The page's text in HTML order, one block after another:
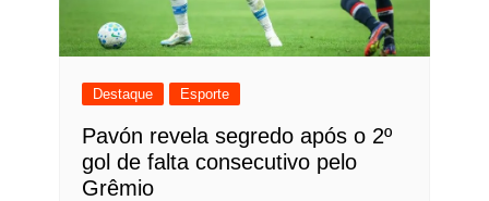
Destaque Esporte
Pavón revela segredo após o 2º
gol de falta consecutivo pelo
Grêmio